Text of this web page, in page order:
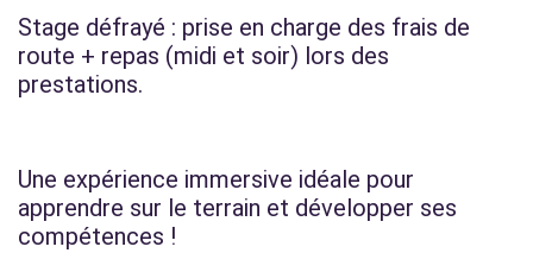
Stage défrayé : prise en charge des frais de
route + repas (midi et soir) lors des
prestations.
Une expérience immersive idéale pour
apprendre sur le terrain et développer ses
compétences !